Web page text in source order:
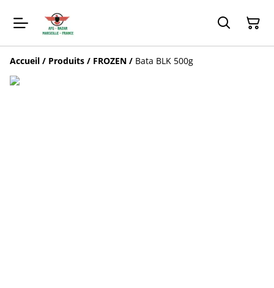
Accueil / Produits / FROZEN / Bata BLK 500g